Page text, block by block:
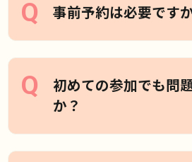
事前予約は必要です
はい、本イベントは事前
ります。恐れ入りますが
です)。なお、お申込み
初めての参加でも問
か？